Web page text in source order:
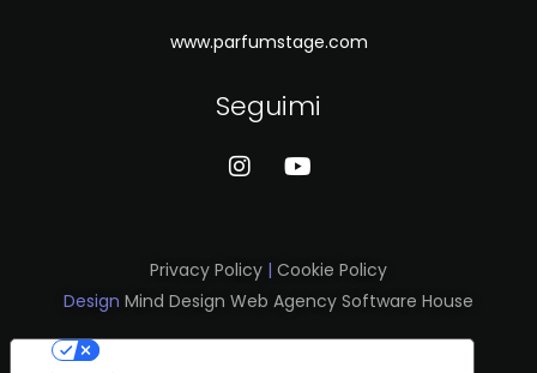
www.parfumstage.com
Seguimi
Privacy Policy | Cookie Policy
Design Mind Design Web Agency Software House